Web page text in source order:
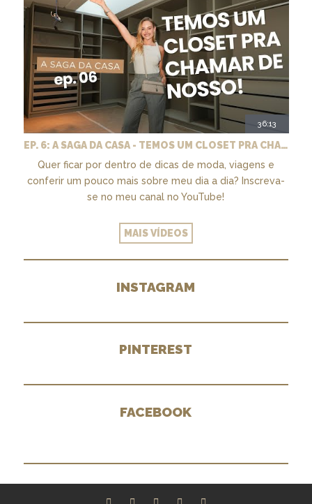
36:13
EP. 6: A SAGA DA CASA - TEMOS UM CLOSET PRA CHAMAR DE NOSSO + MARCENARIA E PAISAGISMO
Quer ficar por dentro de dicas de moda, viagens e
conferir um pouco mais sobre meu dia a dia? Inscreva-
se no meu canal no YouTube!
MAIS VÍDEOS
INSTAGRAM
PINTEREST
FACEBOOK